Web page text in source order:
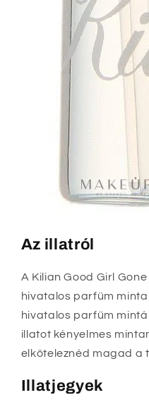
Az illatról
A Kilian Good Girl
hivatalos parfüm
hivatalos parfüm
illatot kényelmes
elköteleznéd magad a
Illatjegyek